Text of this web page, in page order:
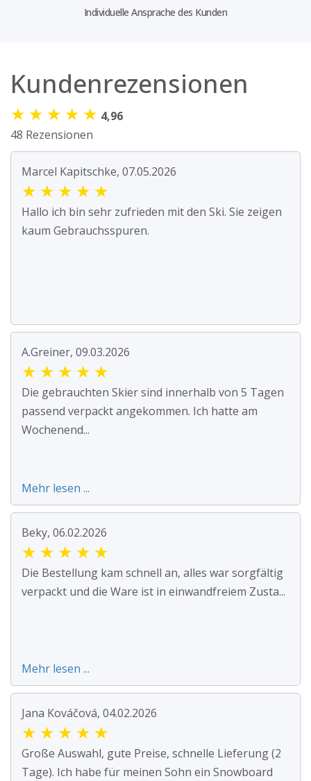
Individuelle Ansprache des Kunden
Kundenrezensionen
★ ★ ★ ★ ★ 4,96
48 Rezensionen
Marcel Kapitschke, 07.05.2026
★ ★ ★ ★ ★
Hallo ich bin sehr zufrieden mit den Ski. Sie zeigen
kaum Gebrauchsspuren.
A.Greiner, 09.03.2026
★ ★ ★ ★ ★
Die gebrauchten Skier sind innerhalb von 5 Tagen
passend verpackt angekommen. Ich hatte am
Wochenend...
Mehr lesen ...
Beky, 06.02.2026
★ ★ ★ ★ ★
Die Bestellung kam schnell an, alles war sorgfältig
verpackt und die Ware ist in einwandfreiem Zusta...
Mehr lesen ...
Jana Kováčová, 04.02.2026
★ ★ ★ ★ ★
Große Auswahl, gute Preise, schnelle Lieferung (2
Tage). Ich habe für meinen Sohn ein Snowboard